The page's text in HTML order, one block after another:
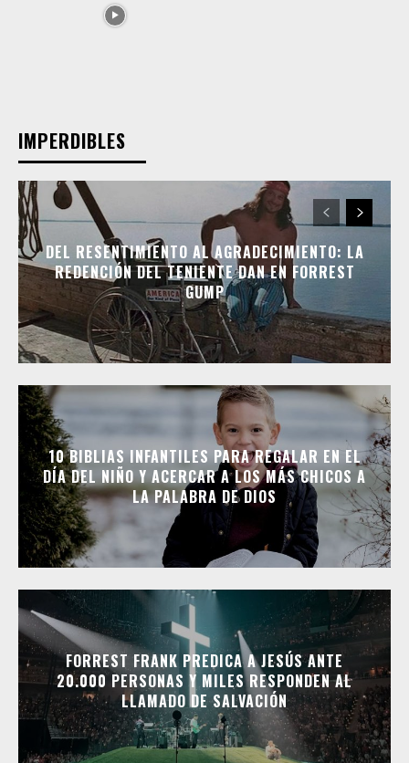
IMPERDIBLES
DEL RESENTIMIENTO AL AGRADECIMIENTO: LA
REDENCIÓN DEL TENIENTE DAN EN FORREST
GUMP
10 BIBLIAS INFANTILES PARA REGALAR EN EL
DÍA DEL NIÑO Y ACERCAR A LOS MÁS CHICOS A
LA PALABRA DE DIOS
FORREST FRANK PREDICA A JESÚS ANTE
20.000 PERSONAS Y MILES RESPONDEN AL
LLAMADO DE SALVACIÓN